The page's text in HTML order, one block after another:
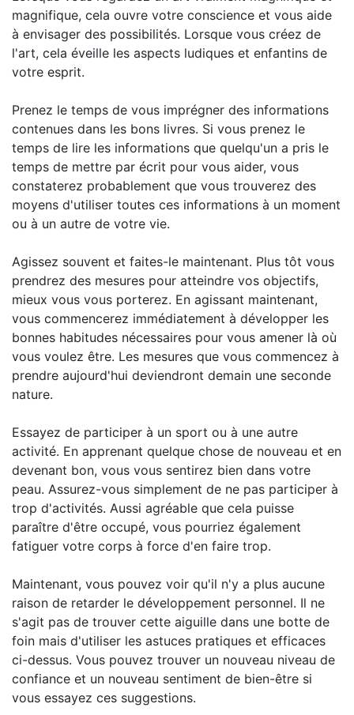
magnifique, cela ouvre votre conscience et vous aide
à envisager des possibilités. Lorsque vous créez de
l'art, cela éveille les aspects ludiques et enfantins de
votre esprit.
Prenez le temps de vous imprégner des informations
contenues dans les bons livres. Si vous prenez le
temps de lire les informations que quelqu'un a pris le
temps de mettre par écrit pour vous aider, vous
constaterez probablement que vous trouverez des
moyens d'utiliser toutes ces informations à un moment
ou à un autre de votre vie.
Agissez souvent et faites-le maintenant. Plus tôt vous
prendrez des mesures pour atteindre vos objectifs,
mieux vous vous porterez. En agissant maintenant,
vous commencerez immédiatement à développer les
bonnes habitudes nécessaires pour vous amener là où
vous voulez être. Les mesures que vous commencez à
prendre aujourd'hui deviendront demain une seconde
nature.
Essayez de participer à un sport ou à une autre
activité. En apprenant quelque chose de nouveau et en
devenant bon, vous vous sentirez bien dans votre
peau. Assurez-vous simplement de ne pas participer à
trop d'activités. Aussi agréable que cela puisse
paraître d'être occupé, vous pourriez également
fatiguer votre corps à force d'en faire trop.
Maintenant, vous pouvez voir qu'il n'y a plus aucune
raison de retarder le développement personnel. Il ne
s'agit pas de trouver cette aiguille dans une botte de
foin mais d'utiliser les astuces pratiques et efficaces
ci-dessus. Vous pouvez trouver un nouveau niveau de
confiance et un nouveau sentiment de bien-être si
vous essayez ces suggestions.